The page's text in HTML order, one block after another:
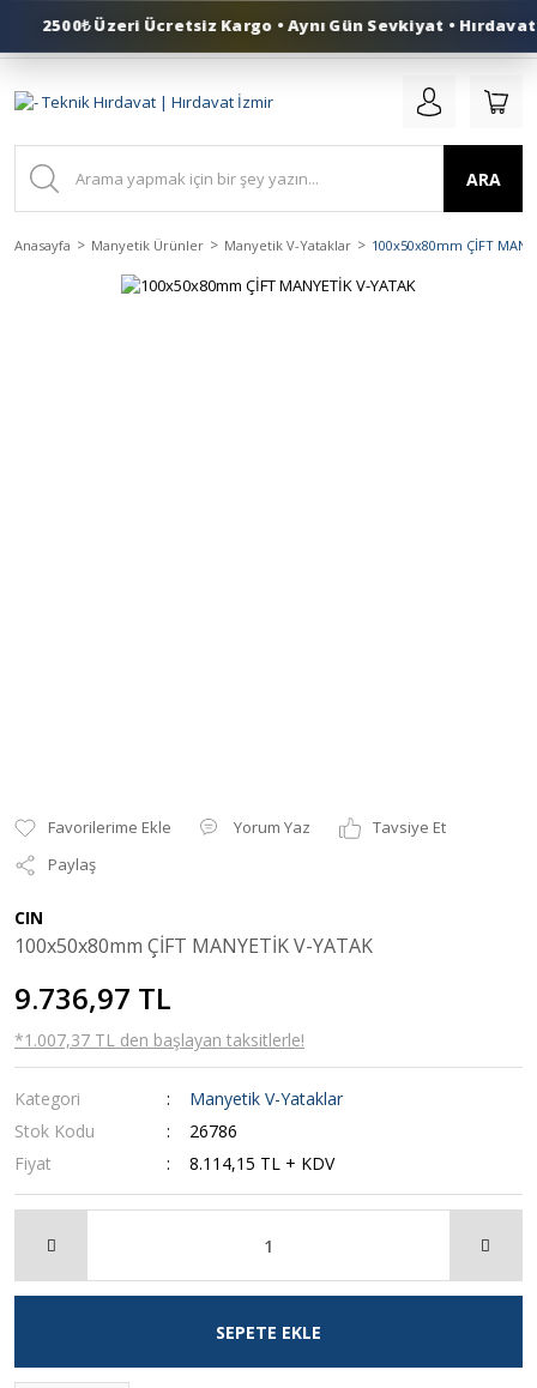
0 (553) 324 41 50
ARA
Anasayfa Manyetik Ürünler Manyetik V-Yataklar 100x50x80mm ÇİFT
Yorum Yaz
Tavsiye Et
Paylaş
CIN
100x50x80mm ÇİFT MANYETİK V-YATAK
9.736,97 TL
*1.007,37 TL den başlayan taksitlerle!
Kategori
Manyetik V-Yataklar
Stok Kodu
26786
Fiyat
8.114,15 TL + KDV
SEPETE EKLE
2500₺ Üzeri Ücretsiz Kargo • Aynı Gün Sevkiyat • Hırdavat